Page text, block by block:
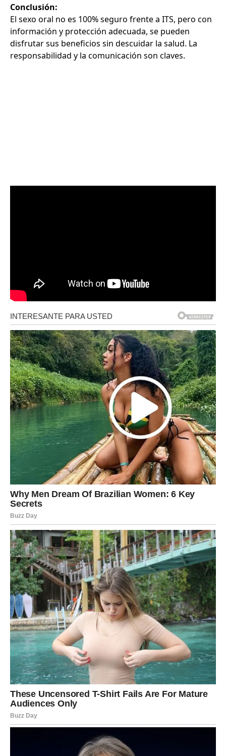
Conclusión:
El sexo oral no es 100% seguro frente a ITS, pero con
información y protección adecuada, se pueden
disfrutar sus beneficios sin descuidar la salud. La
responsabilidad y la comunicación son claves.